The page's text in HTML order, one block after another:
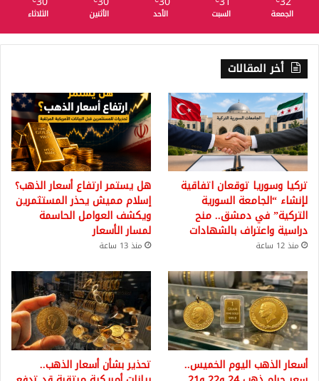
الجمعة السبت الأحد الأثنين الثلاثاء
أخر المقالات
تركيا وسوريا توقعان اتفاقية
لإنشاء “الجامعة السورية
التركية” في دمشق.. منح
دراسية واعتراف بالشهادات
منذ 12 ساعة
هل يستمر ارتفاع أسعار الذهب؟
إسلام مميش يحذر المستثمرين
ويكشف العوامل الحاسمة
لمسار الأسعار
منذ 13 ساعة
أسعار الذهب اليوم الخميس.. تحذير بشأن أسعار الذهب..